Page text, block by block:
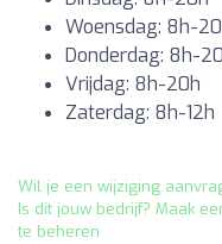
Woensdag: 8h-
Donderdag: 8h-
Vrijdag: 8h-20h
Zaterdag: 8h-12h
Wil je een wijziging
Is dit jouw bedrijf? Maak
te beheren